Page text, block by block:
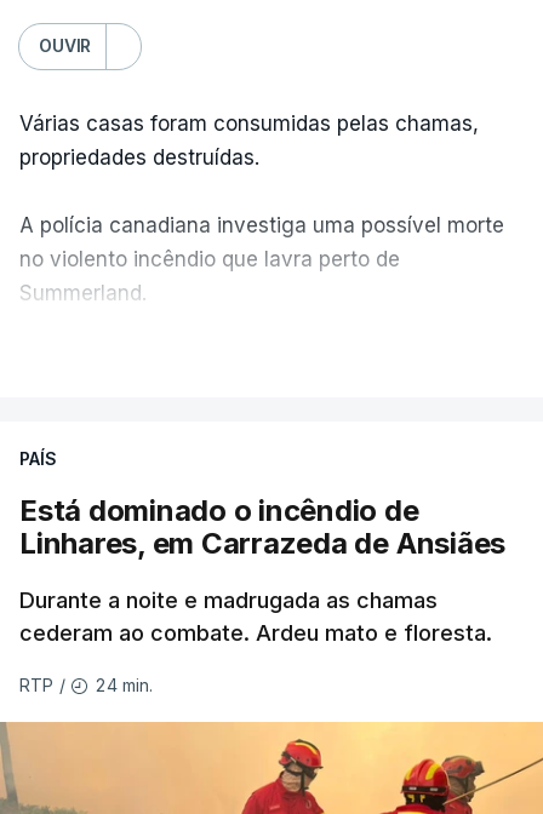
OUVIR
Várias casas foram consumidas pelas chamas,
propriedades destruídas.
A polícia canadiana investiga uma possível morte
no violento incêndio que lavra perto de
Summerland.
ERRO100
ERROR ON HTML5 MEDIA ELEMENT
ESTE CONTEÚDO ESTÁ NESTE
MOMENTO INDISPONÍVEL
As autoridades canadianas estimam que vai levar
PAÍS
Está dominado o incêndio de
Linhares, em Carrazeda de Ansiães
Durante a noite e madrugada as chamas
cederam ao combate. Ardeu mato e floresta.
RTP / 24 min.